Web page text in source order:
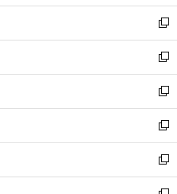
ウ
ィ
ン
ド
ウ
で
開
く
し
い
ウ
ィ
ン
ド
ウ
で
開
く
新
し
い
ウ
ィ
ン
ド
ウ
で
開
新
し
い
ウ
ィ
ン
ド
ウ
新
し
い
ウ
ィ
ン
新
し
い
ウ
新
し